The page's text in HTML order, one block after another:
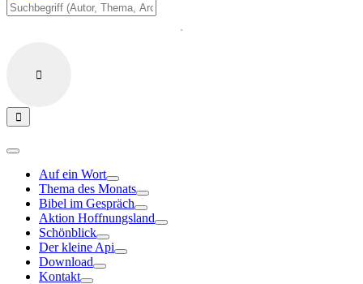
Auf ein Wort
Thema des Monats
Bibel im Gespräch
Aktion Hoffnungsland
Schönblick
Der kleine Api
Download
Kontakt